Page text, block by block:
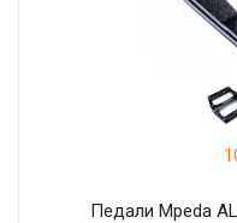
Педали Mpeda